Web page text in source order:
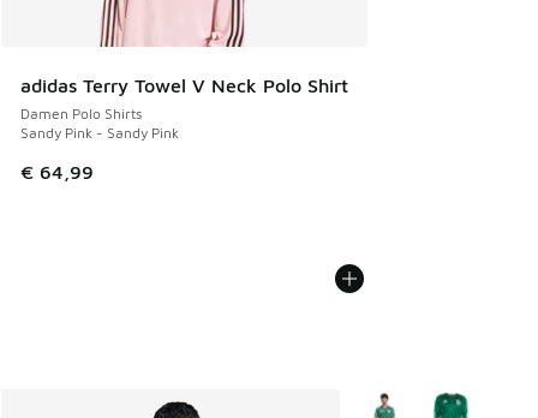
adidas Terry Towel V Neck Polo Shirt
Damen Polo Shirts
Sandy Pink - Sandy Pink
€ 64,99
Weitere Farben